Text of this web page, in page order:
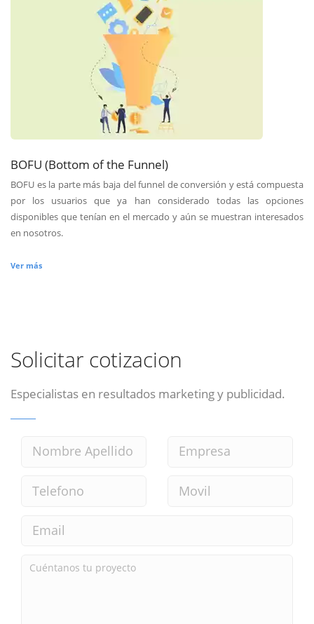
BOFU (Bottom of the Funnel)
BOFU es la parte más baja del funnel de conversión y está compuesta
por los usuarios que ya han considerado todas las opciones
disponibles que tenían en el mercado y aún se muestran interesados
en nosotros.
Ver más
Solicitar cotizacion
Especialistas en resultados marketing y publicidad.